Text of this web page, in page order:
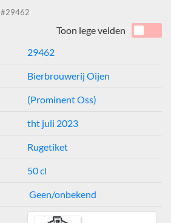
#29462
Toon lege velden
29462
Bierbrouwerij Oijen
(Prominent Oss)
tht juli 2023
Rugetiket
50 cl
Geen/onbekend